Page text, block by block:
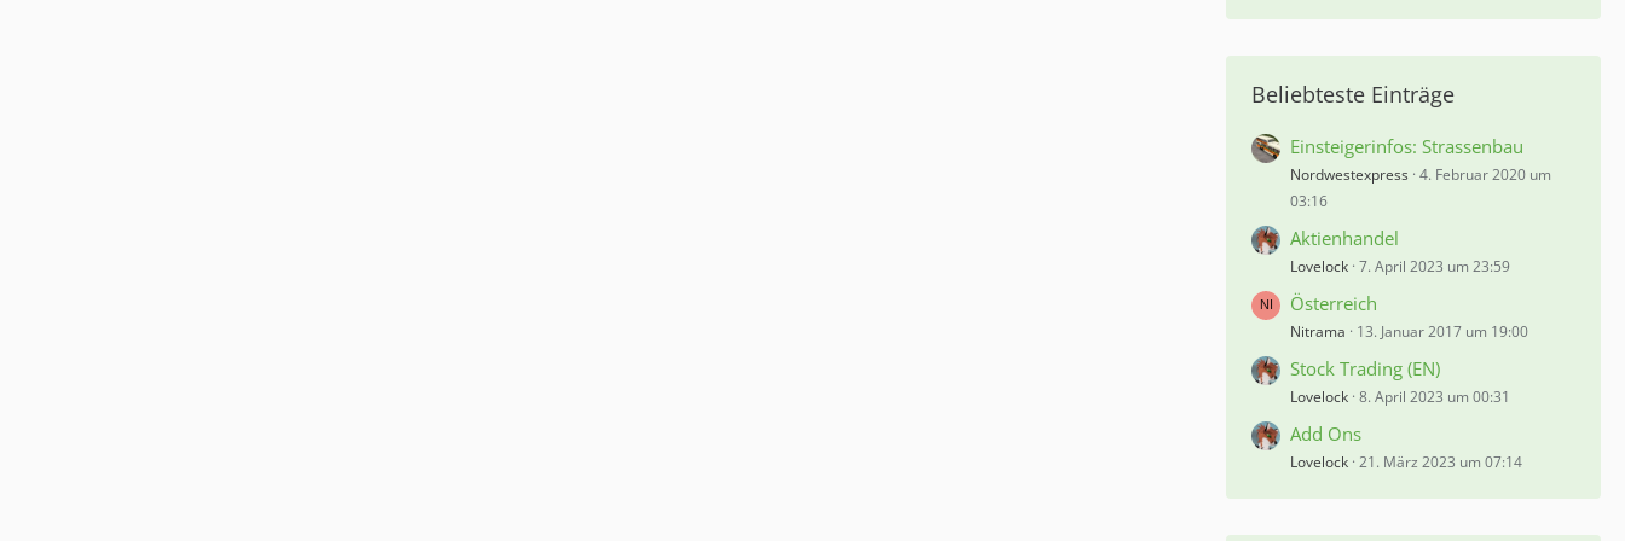
Beliebteste Einträge
Einsteigerinfos: Strassenbau
Nordwestexpress 4. Februar 2020 um
03:16
Aktienhandel
Lovelock 7. April 2023 um 23:59
Österreich
Nitrama 13. Januar 2017 um 19:00
Stock Trading (EN)
Lovelock 8. April 2023 um 00:31
Add Ons
Lovelock 21. März 2023 um 07:14